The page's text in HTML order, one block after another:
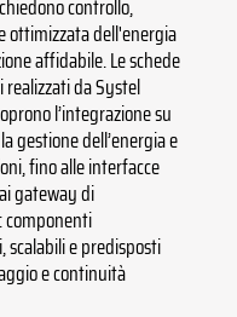
controllo,
ottimizzata dell'energia
affidabile. Le schede
realizzati da Systel
l’integrazione su
gestione dell’energia e
fino alle interfacce
gateway di
scalabili e predisposti
e continuità